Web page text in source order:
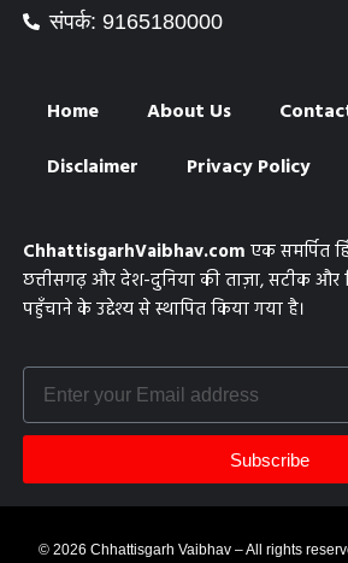
संपर्क: 9165180000
Home About Us
Disclaimer
Privacy Policy
ChhattisgarhVaibhav.com एक समर्पित
छत्तीसगढ़ और देश-दुनिया की ताज़ा, सटीक और
पहुँचाने के उद्देश्य से स्थापित किया गया है।
Subscribe
© 2026 Chhattisgarh Vaibhav – All rights